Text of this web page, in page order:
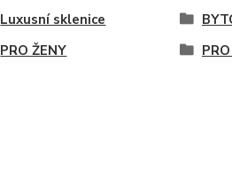
Luxusní sklenice
PRO ŽENY